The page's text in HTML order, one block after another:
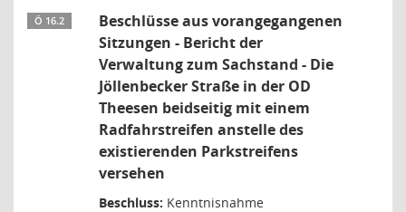
Ö 16.2
Beschlüsse aus vorangegangenen
Sitzungen - Bericht der
Verwaltung zum Sachstand - Die
Jöllenbecker Straße in der OD
Theesen beidseitig mit einem
Radfahrstreifen anstelle des
existierenden Parkstreifens
versehen
Beschluss: Kenntnisnahme